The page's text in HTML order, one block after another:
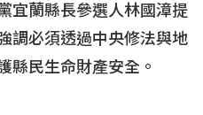
宜蘭縣長參選人林國漳提
調必須透過中央修法與地
縣民生命財產安全。